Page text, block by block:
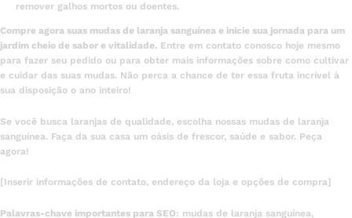
remover galhos mortos ou doentes.
Compre agora suas mudas de laranja sanguínea e inicie sua jornada para um
jardim cheio de sabor e vitalidade. Entre em contato conosco hoje mesmo
para fazer seu pedido ou para obter mais informações sobre como cultivar
e cuidar das suas mudas. Não perca a chance de ter essa fruta incrível à
sua disposição o ano inteiro!
Se você busca laranjas de qualidade, escolha nossas mudas de laranja
sanguínea. Faça da sua casa um oásis de frescor, saúde e sabor. Peça
agora!
[Inserir informações de contato, endereço da loja e opções de compra]
Palavras-chave importantes para SEO: mudas de laranja sanguínea,